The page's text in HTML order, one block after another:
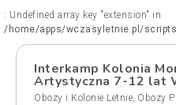
: Undefined array key "extension" in
/home/apps/wczasyletnie.pl/
Interkamp Kolonia
Artystyczna 7-12 lat
Obozy i Kolonie Letnie, Obozy